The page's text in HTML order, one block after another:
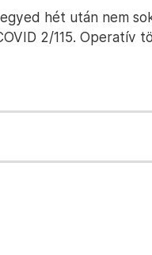
hét után nem
2/115. Operatív